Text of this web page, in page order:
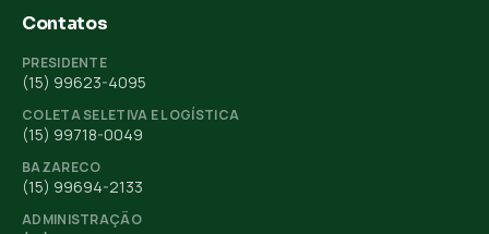
Contatos
PRESIDENTE
(15) 99623-4095
COLETA SELETIVA E LOGÍSTICA
(15) 99718-0049
BAZARECO
(15) 99694-2133
ADMINISTRAÇÃO